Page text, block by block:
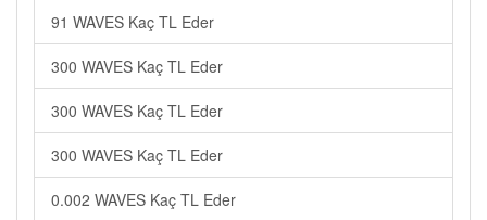
91 WAVES Kaç TL Eder
300 WAVES Kaç TL Eder
300 WAVES Kaç TL Eder
300 WAVES Kaç TL Eder
0.002 WAVES Kaç TL Eder